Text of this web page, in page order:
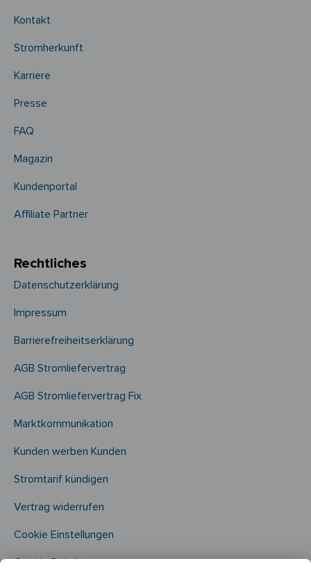
Kontakt
Stromherkunft
Karriere
Presse
FAQ
Magazin
Kundenportal
Affiliate Partner
Rechtliches
Datenschutzerklärung
Impressum
Barrierefreiheitserklärung
AGB Stromliefervertrag
AGB Stromliefervertrag Fix
Marktkommunikation
Kunden werben Kunden
Stromtarif kündigen
Vertrag widerrufen
Cookie Einstellungen
Cookie Richtlinie​